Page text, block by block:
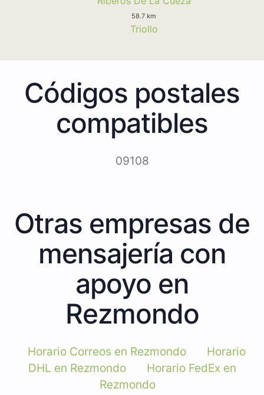
58.7 km
Triollo
Códigos postales
compatibles
09108
Otras empresas de
mensajería con
apoyo en
Rezmondo
Horario Correos en Rezmondo
Horario
DHL en Rezmondo
Horario FedEx en
Rezmondo